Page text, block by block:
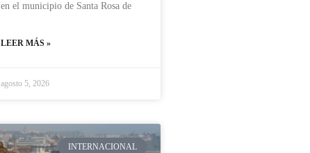
en el municipio de Santa Rosa de
LEER MÁS »
agosto 5, 2026
INTERNACIONAL